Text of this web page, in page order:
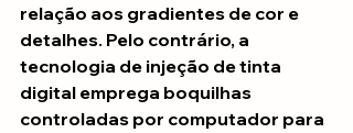
relação aos gradientes de cor e
detalhes. Pelo contrário, a
tecnologia de injeção de tinta
digital emprega boquilhas
controladas por computador para